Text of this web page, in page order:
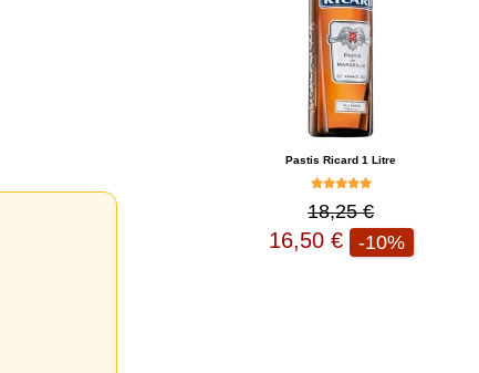
Pastis Ricard 1 Litre
18,25 €
16,50 € -10%